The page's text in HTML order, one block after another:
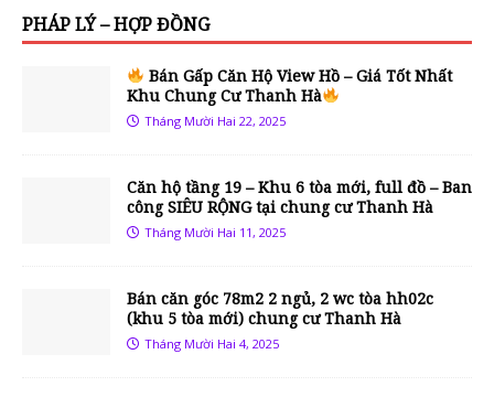
PHÁP LÝ – HỢP ĐỒNG
Bán Gấp Căn Hộ View Hồ – Giá Tốt Nhất
Khu Chung Cư Thanh Hà
Tháng Mười Hai 22, 2025
Căn hộ tầng 19 – Khu 6 tòa mới, full đồ – Ban
công SIÊU RỘNG tại chung cư Thanh Hà
Tháng Mười Hai 11, 2025
Bán căn góc 78m2 2 ngủ, 2 wc tòa hh02c
(khu 5 tòa mới) chung cư Thanh Hà
Tháng Mười Hai 4, 2025